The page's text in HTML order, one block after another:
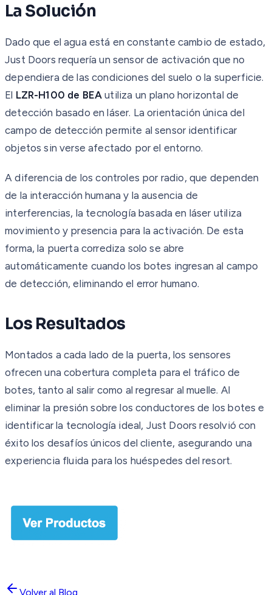
La Solución
Dado que el agua está en constante cambio de estado,
Just Doors requería un sensor de activación que no
dependiera de las condiciones del suelo o la superficie.
El LZR-H100 de BEA utiliza un plano horizontal de
detección basado en láser. La orientación única del
campo de detección permite al sensor identificar
objetos sin verse afectado por el entorno.
A diferencia de los controles por radio, que dependen
de la interacción humana y la ausencia de
interferencias, la tecnología basada en láser utiliza
movimiento y presencia para la activación. De esta
forma, la puerta corrediza solo se abre
automáticamente cuando los botes ingresan al campo
de detección, eliminando el error humano.
Los Resultados
Montados a cada lado de la puerta, los sensores
ofrecen una cobertura completa para el tráfico de
botes, tanto al salir como al regresar al muelle. Al
eliminar la presión sobre los conductores de los botes e
identificar la tecnología ideal, Just Doors resolvió con
éxito los desafíos únicos del cliente, asegurando una
experiencia fluida para los huéspedes del resort.
Volver al Blog